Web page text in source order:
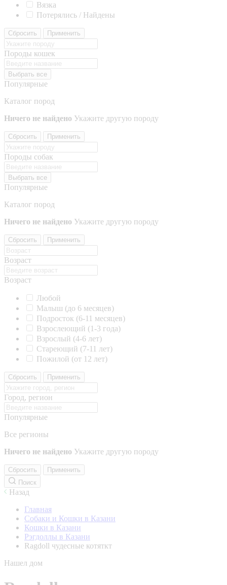
Вязка
Потерялись / Найдены
Сбросить Применить
Породы кошек
Выбрать все
Популярные
Каталог пород
Ничего не найдено Укажите другую породу
Сбросить Применить
Породы собак
Выбрать все
Популярные
Каталог пород
Ничего не найдено Укажите другую породу
Сбросить Применить
Возраст
Возраст
Любой
Малыш (до 6 месяцев)
Подросток (6-11 месяцев)
Взрослеющий (1-3 года)
Взрослый (4-6 лет)
Стареющий (7-11 лет)
Пожилой (от 12 лет)
Сбросить Применить
Город, регион
Популярные
Все регионы
Ничего не найдено Укажите другую породу
Сбросить
Применить
Поиск
Назад
Главная
Собаки и Кошки в Казани
Кошки в Казани
Рэгдоллы в Казани
Ragdoll чудесные котяткт
Нашел дом